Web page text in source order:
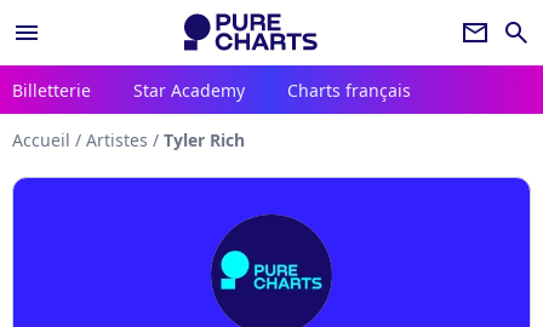
menu newsletter search
Billetterie Star Academy Charts français
Accueil / Artistes / Tyler Rich